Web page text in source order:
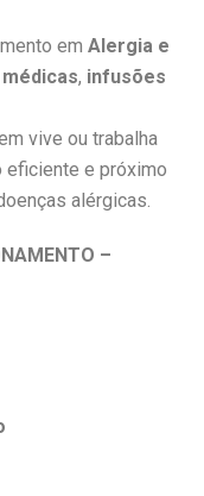
em Alergia e
, infusões
vive ou trabalha
eficiente e próximo
alérgicas.
–